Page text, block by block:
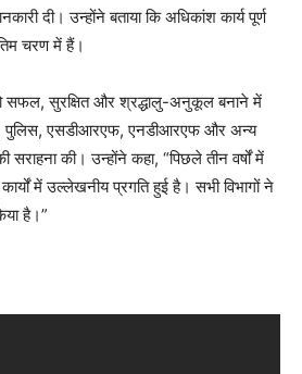
दी। उन्होंने बताया कि अधिकांश कार्य पूर्ण
चरण में हैं।
सफल, सुरक्षित और श्रद्धालु-अनुकूल बनाने में
पुलिस, एसडीआरएफ, एनडीआरएफ और अन्य
सराहना की। उन्होंने कहा, “पिछले तीन वर्षों में
में उल्लेखनीय प्रगति हुई है। सभी विभागों ने
है।”